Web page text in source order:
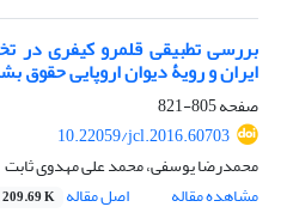
بررسی تطبیقی قلمرو کیفری در
ایران و رویۀ دیوان اروپایی حقوق
صفحه805-821
10.22059/jcl.2016.60703
محمدرضا یوسفی، محمد علی مهدوی ثابت
مشاهده مقاله
اصل مقاله 209.69 K